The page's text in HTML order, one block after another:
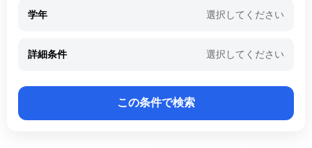
学年 選択してください
詳細条件 選択してください